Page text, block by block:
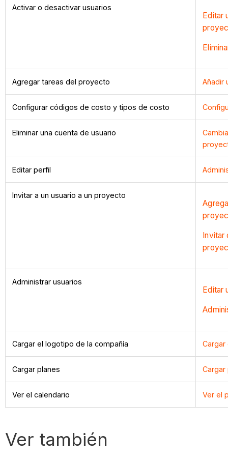
Activar o desactivar usuarios
Editar
Agregar tareas del proyecto Añadir
Configurar códigos de costo y tipos de costo
Eliminar una cuenta de usuario
Editar perfil
Invitar a un usuario a un proyecto
Invitar
Administrar usuarios
Editar
Cargar el logotipo de la compañía
Cargar planes Cargar
Ver el calendario Ver el
Ver también